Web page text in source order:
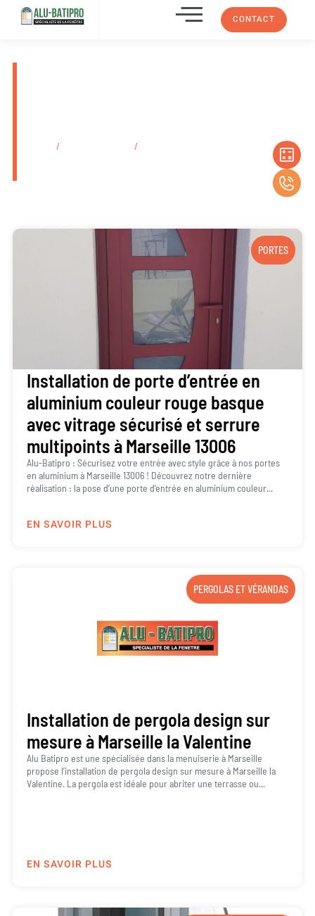
CONTACT
/ /
bioclimatique à lames orientables La Ciotat 13600 Dans Les Bouches-
PORTES
Installation de porte d’entrée en
aluminium couleur rouge basque
avec vitrage sécurisé et serrure
multipoints à Marseille 13006
Alu-Batipro : Sécurisez votre entrée avec style grâce à nos portes
en aluminium à Marseille 13006 ! Découvrez notre dernière
réalisation : la pose d’une porte d’entrée en aluminium couleur...
EN SAVOIR PLUS
PERGOLAS ET VÉRANDAS
Installation de pergola design sur
mesure à Marseille la Valentine
Alu Batipro est une spécialisée dans la menuiserie à Marseille
propose l’installation de pergola design sur mesure à Marseille la
Valentine. La pergola est idéale pour abriter une terrasse ou...
EN SAVOIR PLUS